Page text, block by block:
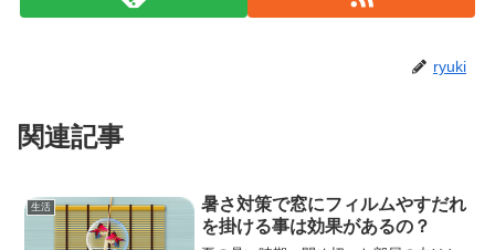
ryuki
関連記事
生活
暑さ対策で窓にフィルムやすだれ
を掛ける事は効果があるの？